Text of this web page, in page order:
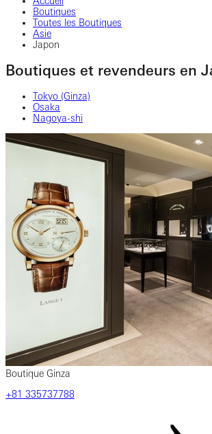
Boutiques
Toutes les Boutiques
Asie
Japon
Boutiques et revendeurs en
Tokyo (Ginza)
Osaka
Nagoya-shi
Boutique Ginza
‎+81‎ 335737788